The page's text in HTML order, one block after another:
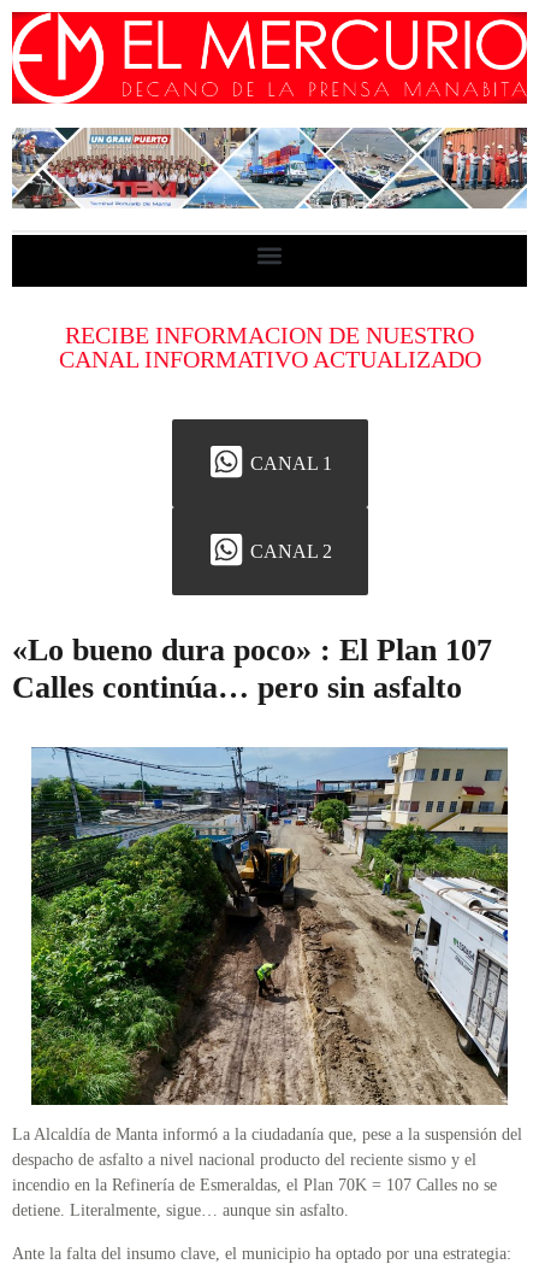
RECIBE INFORMACION DE NUESTRO
CANAL INFORMATIVO ACTUALIZADO
CANAL 1
CANAL 2
«Lo bueno dura poco» : El Plan 107
Calles continúa… pero sin asfalto
La Alcaldía de Manta informó a la ciudadanía que, pese a la suspensión del
despacho de asfalto a nivel nacional producto del reciente sismo y el
incendio en la Refinería de Esmeraldas, el Plan 70K = 107 Calles no se
detiene. Literalmente, sigue… aunque sin asfalto.
Ante la falta del insumo clave, el municipio ha optado por una estrategia: